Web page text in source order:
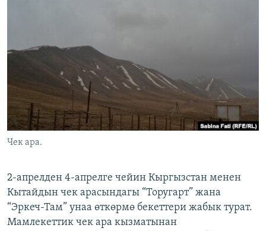
ЫҢГАЙСЫЗ СУРООЛОР
ЭЕ/АРнун бардык сайттары
Чек ара.
2-апрелден 4-апрелге чейин Кыргызстан менен
Кытайдын чек арасындагы “Торугарт” жана
“Эркеч-Там” унаа өткөрмө бекеттери жабык турат.
Мамлекеттик чек ара кызматынан